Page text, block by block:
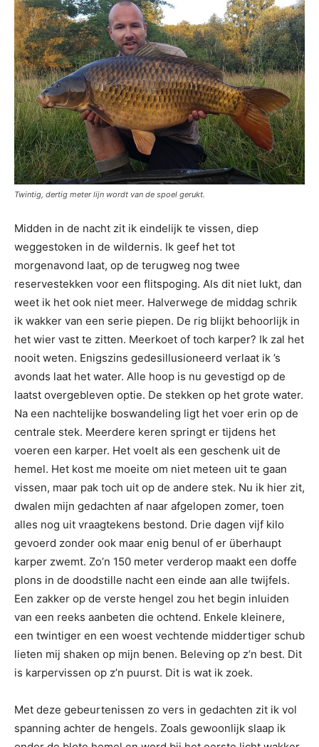
Twintig, dertig meter lijn wordt van de spoel gerukt.
Midden in de nacht zit ik eindelijk te vissen, diep
weggestoken in de wildernis. Ik geef het tot
morgenavond laat, op de terugweg nog twee
reservestekken voor een flitspoging. Als dit niet lukt, dan
weet ik het ook niet meer. Halverwege de middag schrik
ik wakker van een serie piepen. De rig blijkt behoorlijk in
het wier vast te zitten. Meerkoet of toch karper? Ik zal het
nooit weten. Enigszins gedesillusioneerd verlaat ik ’s
avonds laat het water. Alle hoop is nu gevestigd op de
laatst overgebleven optie. De stekken op het grote water.
Na een nachtelijke boswandeling ligt het voer erin op de
centrale stek. Meerdere keren springt er tijdens het
voeren een karper. Het voelt als een geschenk uit de
hemel. Het kost me moeite om niet meteen uit te gaan
vissen, maar pak toch uit op de andere stek. Nu ik hier zit,
dwalen mijn gedachten af naar afgelopen zomer, toen
alles nog uit vraagtekens bestond. Drie dagen vijf kilo
gevoerd zonder ook maar enig benul of er überhaupt
karper zwemt. Zo’n 150 meter verderop maakt een doffe
plons in de doodstille nacht een einde aan alle twijfels.
Een zakker op de verste hengel zou het begin inluiden
van een reeks aanbeten die ochtend. Enkele kleinere,
een twintiger en een woest vechtende middertiger schub
lieten mij shaken op mijn benen. Beleving op z’n best. Dit
is karpervissen op z’n puurst. Dit is wat ik zoek.
Met deze gebeurtenissen zo vers in gedachten zit ik vol
spanning achter de hengels. Zoals gewoonlijk slaap ik